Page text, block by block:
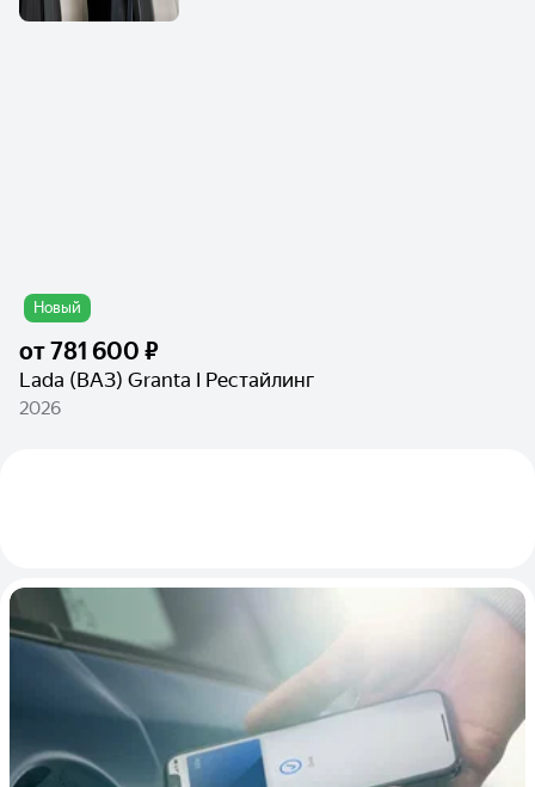
Новый
от781 600 ₽
Lada (ВАЗ) Granta I Рестайлинг
2026